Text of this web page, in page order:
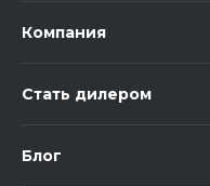
Компания
Стать дилером
Блог